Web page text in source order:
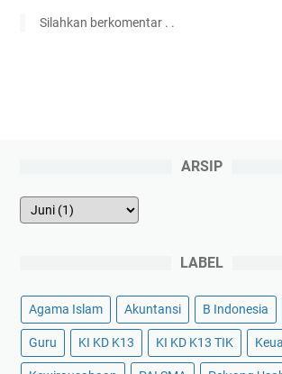
Silahkan berkomentar . .
ARSIP
LABEL
Agama Islam Akuntansi B Indonesia
Guru KI KD K13 KI KD K13 TIK